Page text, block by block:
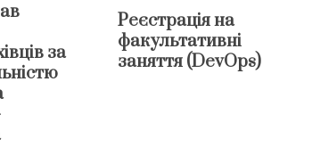
за
Реєстрація на
факультативні
заняття (DevOps)